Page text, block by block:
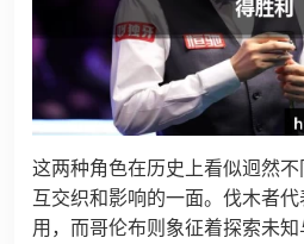
这两种角色在历史上看似迥然
互交织和影响的一面。伐木者
用，而哥伦布则象征着探索未